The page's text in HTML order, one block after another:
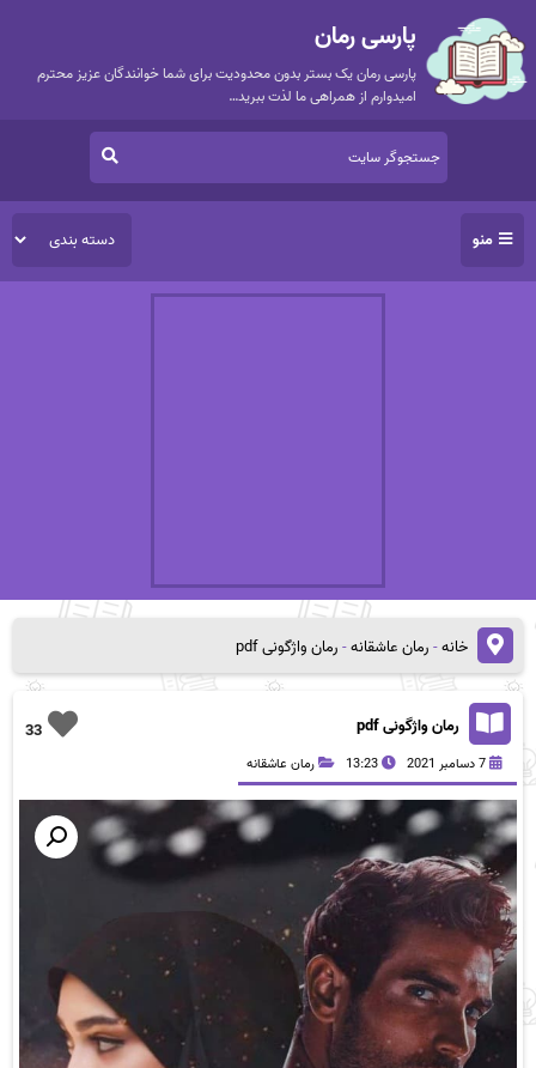
پارسی رمان
پارسی رمان یک بستر بدون محدودیت برای شما خوانندگان عزیز محترم
امیدوارم از همراهی ما لذت ببرید…
منو
خانه-رمان عاشقانه-رمان واژگونی pdf
33 رمان واژگونی pdf
7 دسامبر 2021 13:23 رمان عاشقانه